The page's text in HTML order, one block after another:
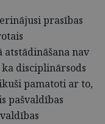
prasības
nav
disciplinārsods
pamatoti ar to,
pašvaldības